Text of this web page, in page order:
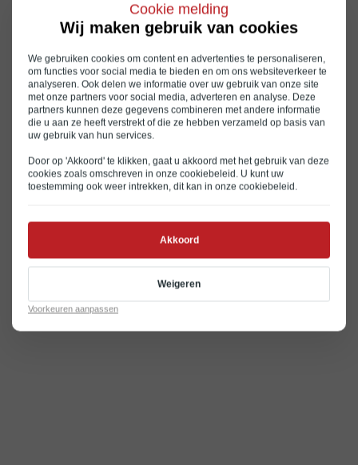
Cookie melding
Wij maken gebruik van cookies
We gebruiken cookies om content en advertenties te personaliseren,
om functies voor social media te bieden en om ons websiteverkeer te
analyseren. Ook delen we informatie over uw gebruik van onze site
met onze partners voor social media, adverteren en analyse. Deze
partners kunnen deze gegevens combineren met andere informatie
die u aan ze heeft verstrekt of die ze hebben verzameld op basis van
uw gebruik van hun services.
Door op 'Akkoord' te klikken, gaat u akkoord met het gebruik van deze
cookies zoals omschreven in onze cookiebeleid. U kunt uw
toestemming ook weer intrekken, dit kan in onze cookiebeleid.
Akkoord
Weigeren
Voorkeuren aanpassen